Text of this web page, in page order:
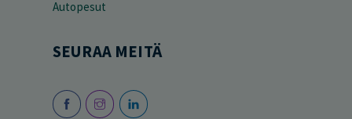
Autopesut
SEURAA MEITÄ